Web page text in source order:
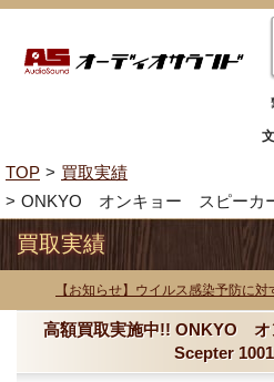
TOP
買取実績
ONKYO オンキョー スピーカ
買取実績
【お知らせ】ウイルス感染予防に
高額買取実施中!! ONKYO
Scepter